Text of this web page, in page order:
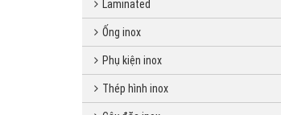
Laminated
Ống inox
Phụ kiện inox
Thép hình inox